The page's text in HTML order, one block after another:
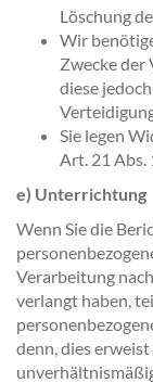
Löschung
Wir
Zwecke der
diese
Sie legen
Art. 21 Abs.
e) Unterrichtung
Wenn Sie die
Verarbeitung
verlangt haben,
denn, dies